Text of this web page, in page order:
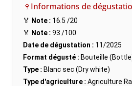
🍷Informations de
🏅 Note : 16.5 /20
🏅 Note : 93 /100
Date de dégustation : 11/2025
Format dégusté : Bouteille
Type : Blanc sec (Dry white)
Type d'agriculture : Agriculture